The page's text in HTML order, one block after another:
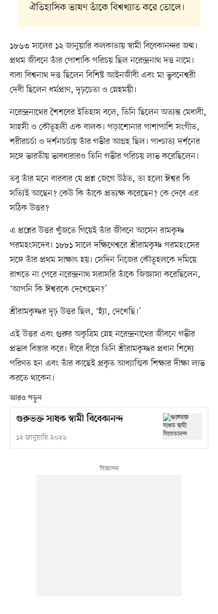
ঐতিহাসিক ভাষণ তাঁকে বিশ্বখ্যাত করে তোলে।
১৮৬৩ সালের ১২ জানুয়ারি কলকাতায় স্বামী বিবেকানন্দর জন্ম।
প্রথম জীবনে তাঁর পোশাকি পরিচয় ছিল নরেন্দ্রনাথ দত্ত নামে।
বাবা বিশ্বনাথ দত্ত ছিলেন বিশিষ্ট আইনজীবী এবং মা ভুবনেশ্বরী
দেবী ছিলেন ধর্মপ্রাণ, দৃঢ়চেতা ও স্নেহময়ী।
নরেন্দ্রনাথের শৈশবের ইতিহাস বলে, তিনি ছিলেন অত্যন্ত মেধাবী,
সাহসী ও কৌতূহলী এক বালক। পড়াশোনার পাশাপাশি সংগীত,
শরীরচর্চা ও দর্শনচর্চায় তাঁর গভীর আগ্রহ ছিল। পাশ্চাত্য দর্শনের
সঙ্গে ভারতীয় ভাবধারারও তিনি গভীর পরিচয় লাভ করেছিলেন।
তবু তাঁর মনে বারবার যে প্রশ্ন জেগে উঠত, তা হলো ঈশ্বর কি
সত্যিই আছেন? কেউ কি তাঁকে প্রত্যক্ষ করেছেন? কে দেবে এর
সঠিক উত্তর?
এ প্রশ্নের উত্তর খুঁজতে গিয়েই তাঁর জীবনে আসেন রামকৃষ্ণ
পরমহংসদেব। ১৮৮১ সালে দক্ষিণেশ্বরে শ্রীরামকৃষ্ণ পরমহংসের
সঙ্গে তাঁর প্রথম সাক্ষাৎ হয়। সেদিন নিজের কৌতূহলকে দমিয়ে
রাখতে না পেরে নরেন্দ্রনাথ সরাসরি তাঁকে জিজ্ঞাসা করেছিলেন,
‘আপনি কি ঈশ্বরকে দেখেছেন?’
শ্রীরামকৃষ্ণর দৃঢ় উত্তর ছিল, ‘হ্যাঁ, দেখেছি।’
এই উত্তর এবং গুরুর অকৃত্রিম স্নেহ নরেন্দ্রনাথের জীবনে গভীর
প্রভাব বিস্তার করে। ধীরে ধীরে তিনি শ্রীরামকৃষ্ণর প্রধান শিষ্যে
পরিণত হন এবং তাঁর কাছেই প্রকৃত আধ্যাত্মিক শিক্ষার দীক্ষা লাভ
করতে থাকেন।
আরও পড়ুন
গুরুভক্ত সাধক স্বামী বিবেকানন্দ
১২ জানুয়ারি ২০২৬